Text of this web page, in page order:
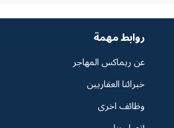
روابط مهمة
عن ريماكس المهاجر
خبرائنا العقاريين
وظائف اخرى